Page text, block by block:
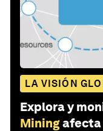
LA VISIÓN
Explora y
Miningafecta